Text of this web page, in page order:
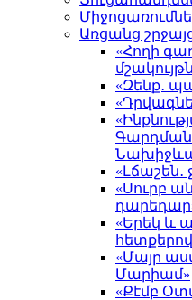
Առցանց
«Հողի
«Զենք․
«Սուրբ
«Երեկ և
«Մայր
Մարիամ»
«Քէմբ